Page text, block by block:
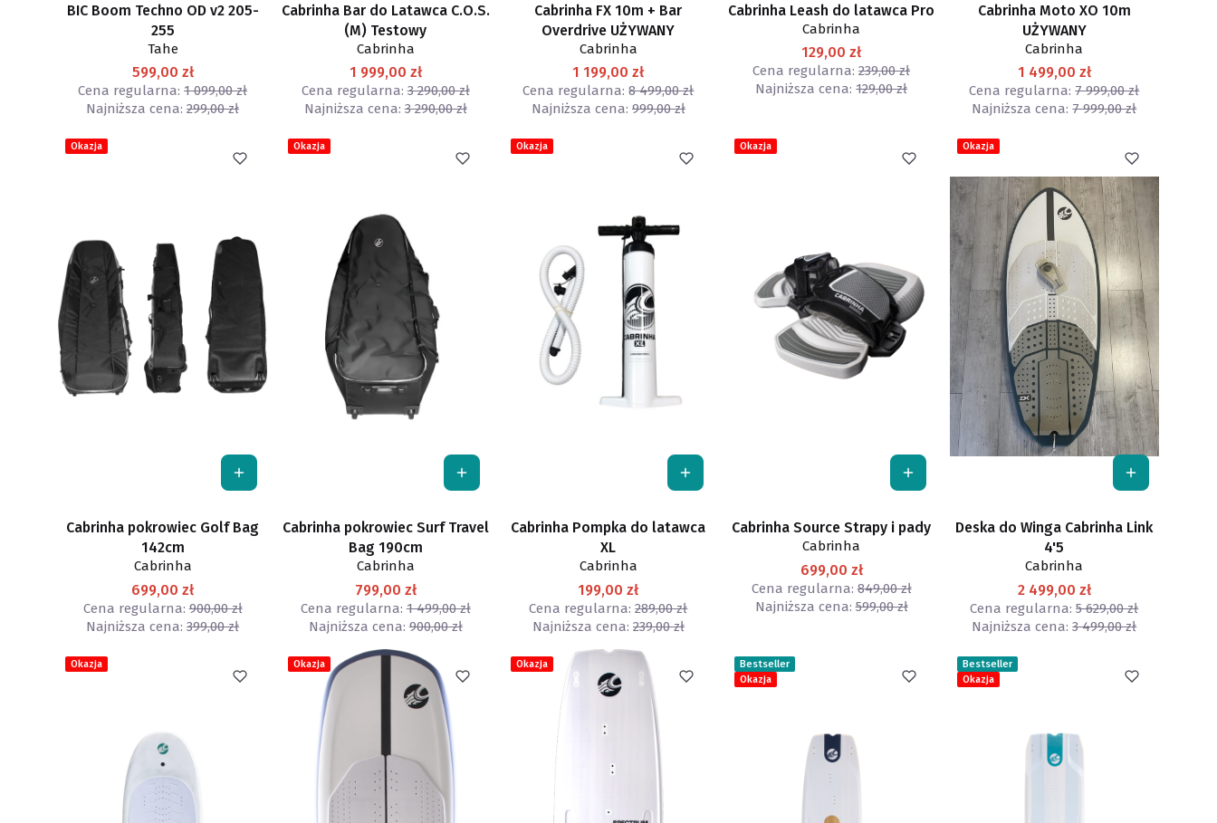
BIC Boom Techno OD v2 205-
255
Tahe
599,00 zł
Cena regularna: 1 099,00 zł
Najniższa cena: 299,00 zł
Cabrinha Bar do Latawca C.O.S.
(M) Testowy
Cabrinha
1 999,00 zł
Cena regularna: 3 290,00 zł
Najniższa cena: 3 290,00 zł
Cabrinha FX 10m + Bar
Overdrive UŻYWANY
Cabrinha
1 199,00 zł
Cena regularna: 8 499,00 zł
Najniższa cena: 999,00 zł
Cabrinha Leash do latawca Pro
Cabrinha
129,00 zł
Cena regularna: 239,00 zł
Najniższa cena: 129,00 zł
Cabrinha Moto XO 10m
UŻYWANY
Cabrinha
1 499,00 zł
Cena regularna: 7 999,00 zł
Najniższa cena: 7 999,00 zł
Okazja
Cabrinha pokrowiec Golf Bag
142cm
Cabrinha
699,00 zł
Cena regularna: 900,00 zł
Najniższa cena: 399,00 zł
Okazja
Cabrinha pokrowiec Surf Travel
Bag 190cm
Cabrinha
799,00 zł
Cena regularna: 1 499,00 zł
Najniższa cena: 900,00 zł
Okazja
Cabrinha Pompka do latawca
XL
Cabrinha
199,00 zł
Cena regularna: 289,00 zł
Najniższa cena: 239,00 zł
Okazja
Cabrinha Source Strapy i pady
Cabrinha
699,00 zł
Cena regularna: 849,00 zł
Najniższa cena: 599,00 zł
Okazja
Deska do Winga Cabrinha Link
4'5
Cabrinha
2 499,00 zł
Cena regularna: 5 629,00 zł
Najniższa cena: 3 499,00 zł
Okazja Okazja Okazja
Okazja
Bestseller
Okazja
Bestseller